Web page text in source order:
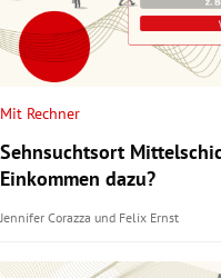
Mit Rechner
Sehnsuchtsort
Einkommen dazu?
Jennifer Corazza und Felix Ernst